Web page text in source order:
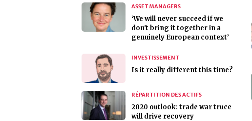
ASSET MANAGERS
‘We will never succeed if we
don't bring it together in a
genuinely European context’
INVESTISSEMENT
Is it really different this time?
RÉPARTITION DES ACTIFS
2020 outlook: trade war truce
will drive recovery